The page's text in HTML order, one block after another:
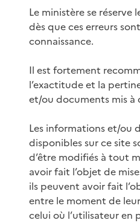
Le ministère se réserve
dès que ces erreurs
connaissance.
Il est fortement
l’exactitude et la
et/ou documents mis à
Les informations et/ou
disponibles sur ce site
d’être modifiés à tout
avoir fait l’objet de
ils peuvent avoir fait
entre le moment de
celui où l’utilisateur en